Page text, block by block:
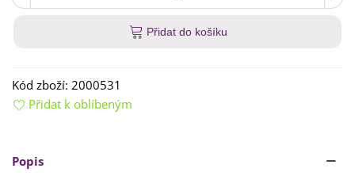
Přidat do košíku
Kód zboží: 2000531
Přidat k oblíbeným
Popis